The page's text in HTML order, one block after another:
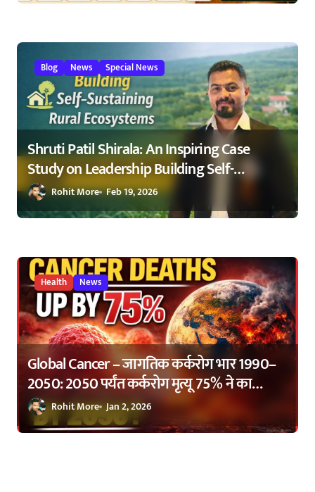
Blog News Special News
Shruti Patil Shirala: An Inspiring Case
Study on Leadership Building Self-
Sustaining Rural Ecosystems in
Maharashtra 2026
Rohit More Feb 19, 2026
Health News
Global Cancer – जागतिक कर्करोग भार 1990–
2050: 2050 पर्यंत कर्करोग मृत्यू 75% ने का
वाढणार? | Global Cancer Burden 1990–
2050: Why Cancer Deaths Are Expected to
Rohit More Jan 2, 2026